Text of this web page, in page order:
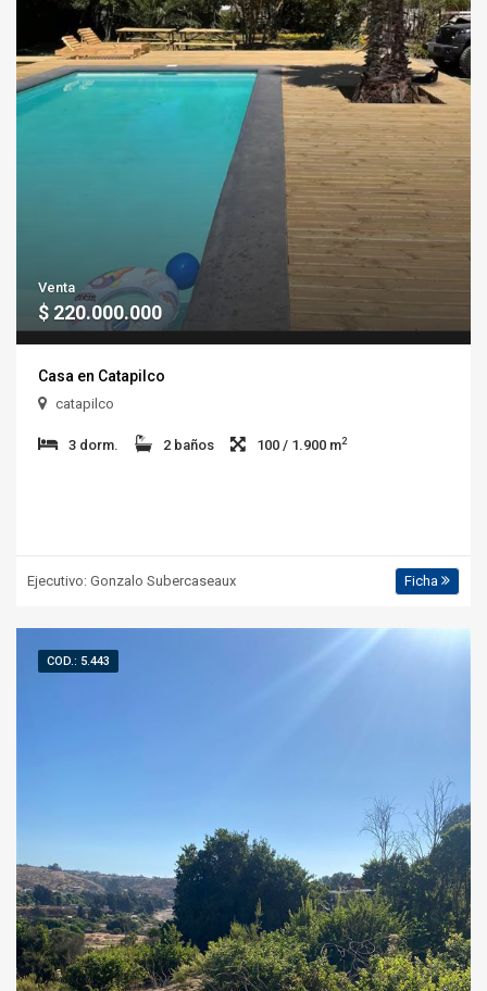
Venta
$ 220.000.000
Casa en Catapilco
catapilco
3 dorm. 2 baños 100 / 1.900 m2
Ejecutivo: Gonzalo Subercaseaux Ficha
COD.: 5.443